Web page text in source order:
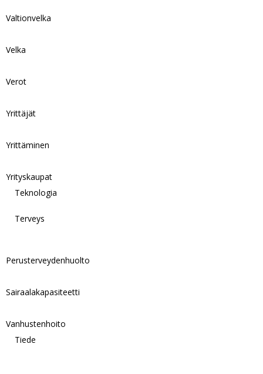
Valtionvelka
Velka
Verot
Yrittäjät
Yrittäminen
Yrityskaupat
Teknologia
Terveys
Perusterveydenhuolto
Sairaalakapasiteetti
Vanhustenhoito
Tiede